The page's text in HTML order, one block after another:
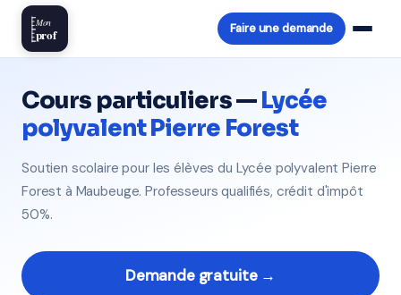
Mon
prof Faire une demande
Cours particuliers —Lycée
polyvalent Pierre Forest
Soutien scolaire pour les élèves du Lycée polyvalent Pierre
Forest à Maubeuge. Professeurs qualifiés, crédit d'impôt
50%.
Demande gratuite →